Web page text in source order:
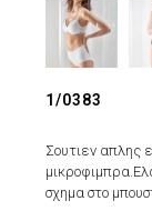
1/0383
Σουτιεν απλης
σχημα στο